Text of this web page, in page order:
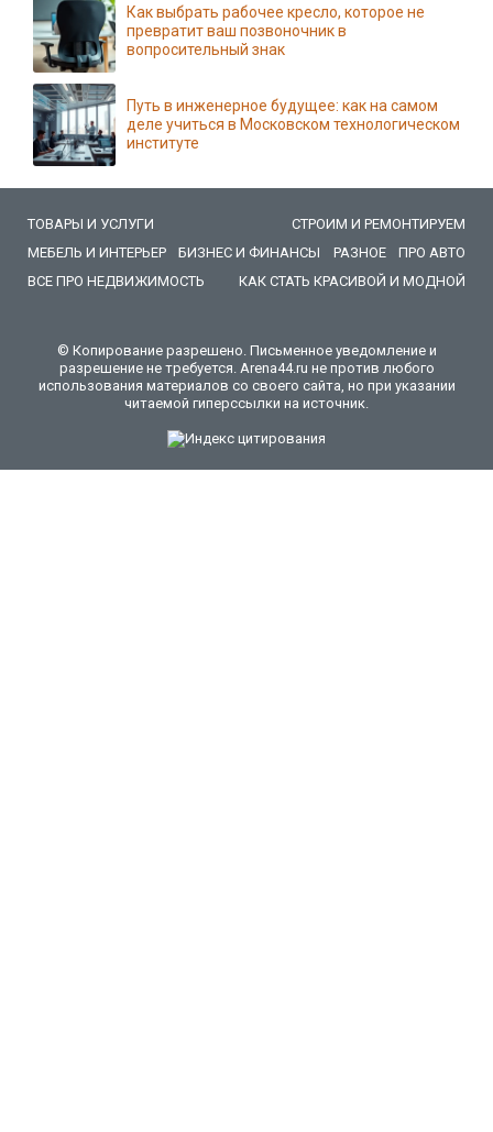
Как выбрать рабочее кресло, которое не
превратит ваш позвоночник в
вопросительный знак
Путь в инженерное будущее: как на самом
деле учиться в Московском технологическом
институте
ТОВАРЫ И УСЛУГИ
СТРОИМ И РЕМОНТИРУЕМ
МЕБЕЛЬ И ИНТЕРЬЕР
БИЗНЕС И ФИНАНСЫ РАЗНОЕ
ПРО АВТО
ВСЕ ПРО НЕДВИЖИМОСТЬ
КАК СТАТЬ КРАСИВОЙ И МОДНОЙ
© Копирование разрешено. Письменное уведомление и
разрешение не требуется. Arena44.ru не против любого
использования материалов со своего сайта, но при указании
читаемой гиперссылки на источник.